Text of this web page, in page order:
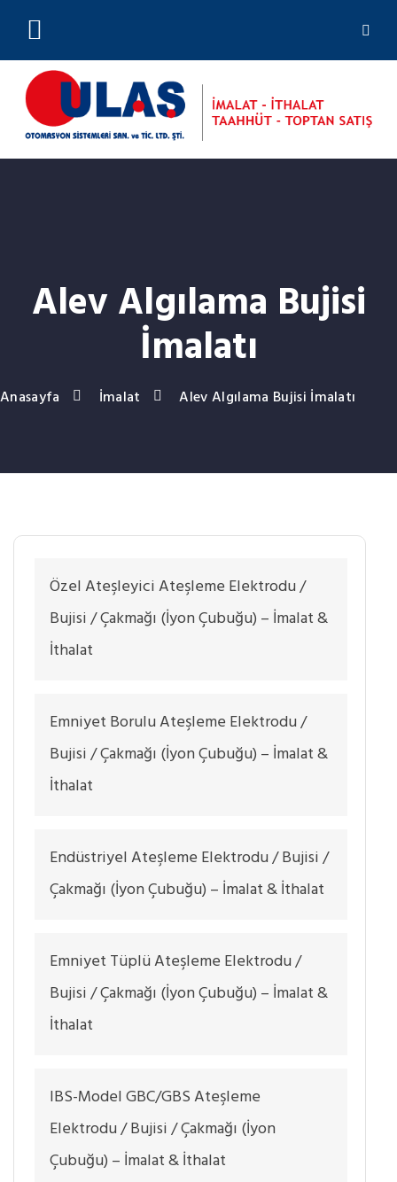
Alev Algılama Bujisi
İmalatı
Anasayfa İmalat Alev Algılama Bujisi İmalatı
Özel Ateşleyici Ateşleme Elektrodu /
Bujisi / Çakmağı (İyon Çubuğu) – İmalat &
İthalat
Emniyet Borulu Ateşleme Elektrodu /
Bujisi / Çakmağı (İyon Çubuğu) – İmalat &
İthalat
Endüstriyel Ateşleme Elektrodu / Bujisi /
Çakmağı (İyon Çubuğu) – İmalat & İthalat
Emniyet Tüplü Ateşleme Elektrodu /
Bujisi / Çakmağı (İyon Çubuğu) – İmalat &
İthalat
IBS-Model GBC/GBS Ateşleme
Elektrodu / Bujisi / Çakmağı (İyon
Çubuğu) – İmalat & İthalat